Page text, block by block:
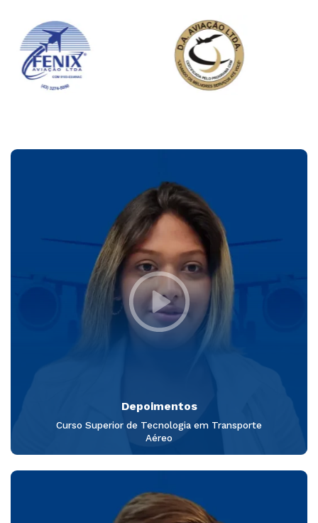
Depoimentos
Curso Superior de Tecnologia em Transporte
Aéreo